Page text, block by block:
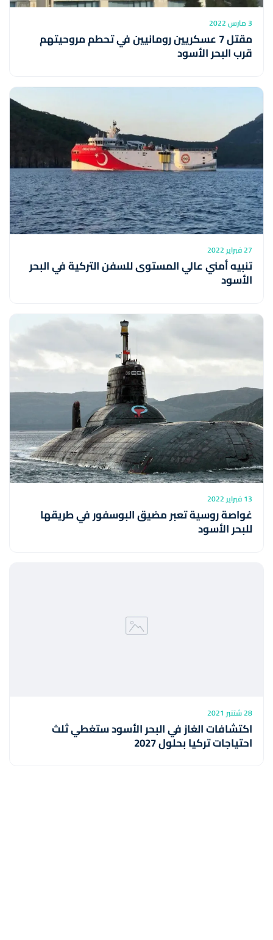
3 مارس 2022
مقتل 7 عسكريين رومانيين في تحطم مروحيتهم
قرب البحر الأسود
27 فبراير 2022
تنبيه أمني عالي المستوى للسفن التركية في البحر
الأسود
13 فبراير 2022
غواصة روسية تعبر مضيق البوسفور في طريقها
للبحر الأسود
28 شتنبر 2021
اكتشافات الغاز في البحر الأسود ستغطي ثلث
احتياجات تركيا بحلول 2027